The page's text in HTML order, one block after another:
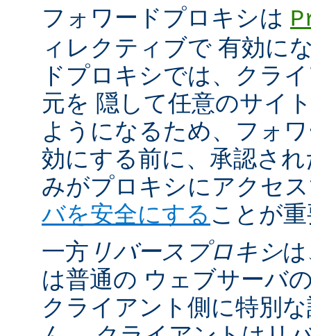
フォワードプロキシは
ィレクティブで 有効に
ドプロキシでは、クラ
元を 隠して任意のサイ
ようになるため、フォ
効にする前に、承認さ
みがプロキシにアクセ
バを安全にする ことが
一方 リバースプロキシ
は普通の ウェブサーバ
クライアント側に特別